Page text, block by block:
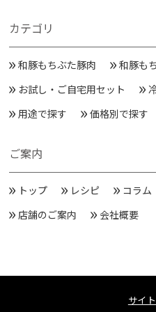
カテゴリ
和豚もちぶた豚肉 和豚も
お試し・ご自宅用セット
用途で探す
価格別で探す
ご案内
トップ レシピ コラム
店舗のご案内
会社概要
サイ